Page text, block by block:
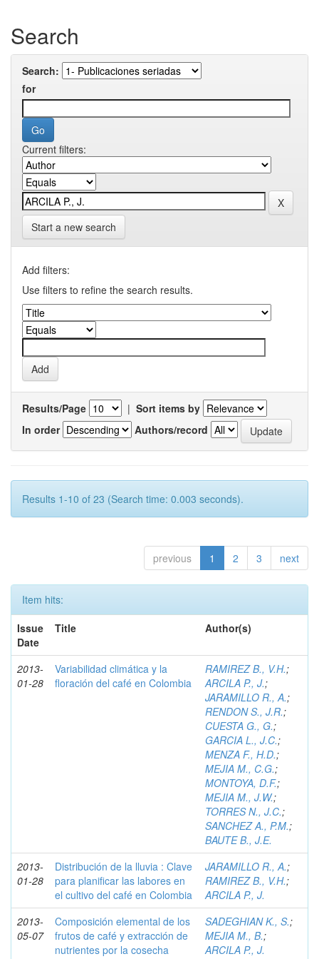
Search
Search:
for
Current filters:
Start a new search
Add filters:
Use filters to refine the search results.
Results/Page | Sort items by
In order
Authors/record
Results 1-10 of 23 (Search time: 0.003 seconds).
previous 1 2 3 next
Item hits:
Issue
Date
Title Author(s)
2013-
01-28
Variabilidad climática y la
floración del café en Colombia
RAMIREZ B., V.H.;
ARCILA P., J.;
JARAMILLO R., A.;
RENDON S., J.R.;
CUESTA G., G.;
GARCIA L., J.C.;
MENZA F., H.D.;
MEJIA M., C.G.;
MONTOYA, D.F.;
MEJIA M., J.W.;
TORRES N., J.C.;
SANCHEZ A., P.M.;
BAUTE B., J.E.
2013-
01-28
Distribución de la lluvia : Clave
para planificar las labores en
el cultivo del café en Colombia
JARAMILLO R., A.;
RAMIREZ B., V.H.;
ARCILA P., J.
2013-
05-07
Composición elemental de los
frutos de café y extracción de
nutrientes por la cosecha
SADEGHIAN K., S.;
MEJIA M., B.;
ARCILA P., J.